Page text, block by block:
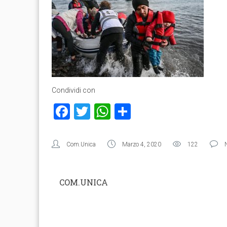
Condividi con
Facebook
TwitterWhatsApp
Com.Unica Marzo 4, 2020 122
COM.UNICA